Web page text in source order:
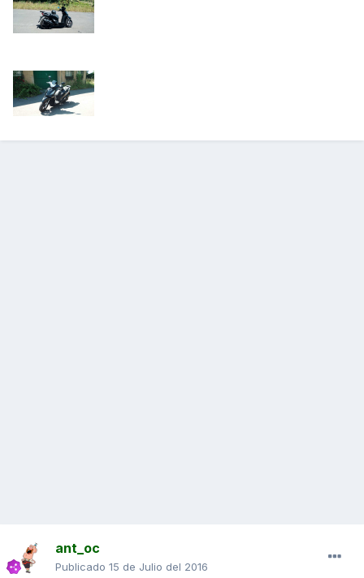
ant_oc
Publicado 15 de Julio del 2016